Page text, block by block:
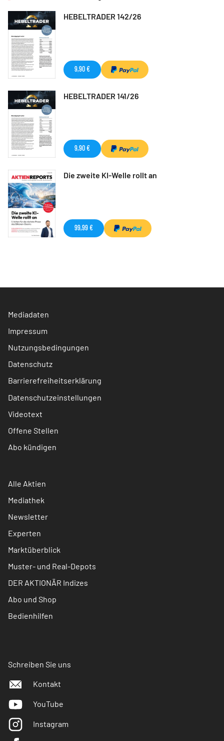
HEBELTRADER 142/26
9,90 €
HEBELTRADER 141/26
9,90 €
Die zweite KI-Welle rollt an
99,99 €
Mediadaten
Impressum
Nutzungsbedingungen
Datenschutz
Barrierefreiheitserklärung
Datenschutzeinstellungen
Videotext
Offene Stellen
Abo kündigen
Alle Aktien
Mediathek
Newsletter
Experten
Marktüberblick
Muster- und Real-Depots
DER AKTIONÄR Indizes
Abo und Shop
Bedienhilfen
Schreiben Sie uns
Kontakt
YouTube
Instagram